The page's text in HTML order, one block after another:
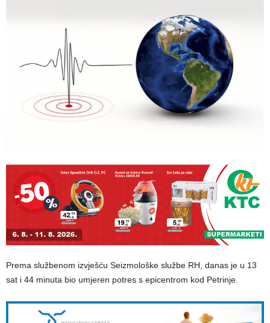
Prema službenom izvješću Seizmološke službe RH, danas je u 13
sat i 44 minuta bio umjeren potres s epicentrom kod Petrinje.